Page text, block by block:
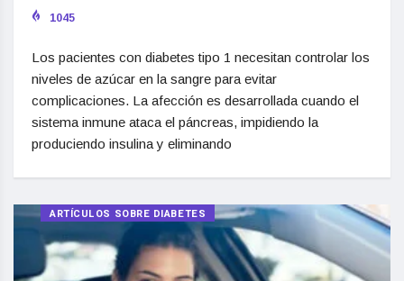
1045
Los pacientes con diabetes tipo 1 necesitan controlar los
niveles de azúcar en la sangre para evitar
complicaciones. La afección es desarrollada cuando el
sistema inmune ataca el páncreas, impidiendo la
produciendo insulina y eliminando
ARTÍCULOS SOBRE DIABETES